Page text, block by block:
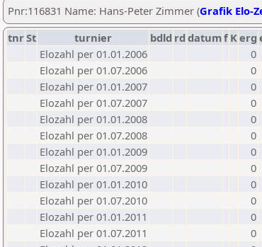
Pnr:116831 Name: Hans-Peter Zimmer (Grafik Elo-
tnrSt turnier bdld rd datumf Kerg
Elozahl per 01.01.2006
0
Elozahl per 01.07.2006
0
Elozahl per 01.01.2007
0
Elozahl per 01.07.2007
0
Elozahl per 01.01.2008
0
Elozahl per 01.07.2008
0
Elozahl per 01.01.2009
0
Elozahl per 01.07.2009
0
Elozahl per 01.01.2010
0
Elozahl per 01.07.2010
0
Elozahl per 01.01.2011
0
Elozahl per 01.07.2011
0